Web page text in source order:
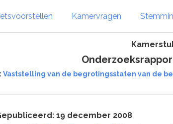
Kamervragen
Vaststelling van de begrotingsstaten van de
19 december 2008